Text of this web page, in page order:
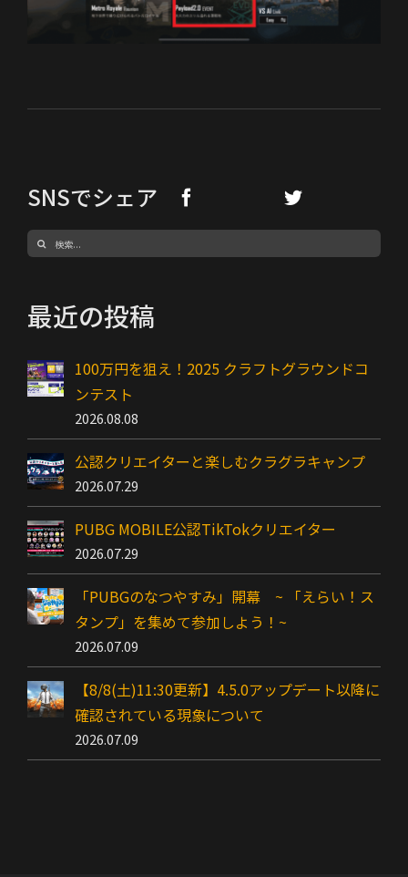
SNSでシェア
検
最近の投稿
100万円を狙え！2025 クラフトグラウンドコ
ンテスト
2026.08.08
公認クリエイターと楽しむクラグラキャンプ
2026.07.29
PUBG MOBILE公認TikTokクリエイター
2026.07.29
「PUBGのなつやすみ」開幕 ~ 「えらい！ス
タンプ」を集めて参加しよう！~
2026.07.09
【8/8(土)11:30更新】4.5.0アップデート以降に
確認されている現象について
2026.07.09